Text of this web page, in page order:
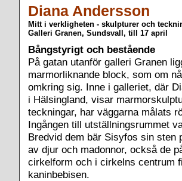
Diana Andersson
Mitt i verkligheten - skulpturer och
Galleri Granen, Sundsvall, till 17 april
Bångstyrigt och bestående
På gatan utanför galleri Granen
marmorliknande block, som om
omkring sig. Inne i galleriet, där
i Hälsingland, visar
teckningar, har väggarna målats
Ingången till utställningsrummet
Bredvid dem bär Sisyfos sin sten
av djur och madonnor, också de
cirkelform och i cirkelns centrum
kaninbebisen.